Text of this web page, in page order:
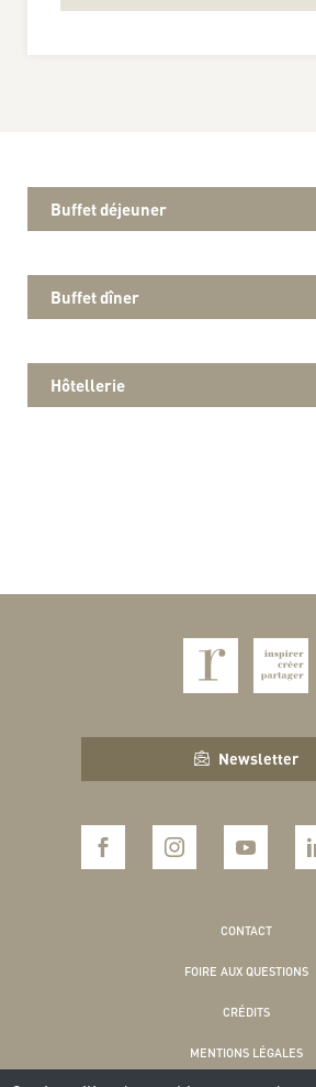
Buffet déjeuner
Buffet dîner
Hôtellerie
Newsletter
CONTACT
FOIRE AUX QUESTIONS
CRÉDITS
MENTIONS LÉGALES